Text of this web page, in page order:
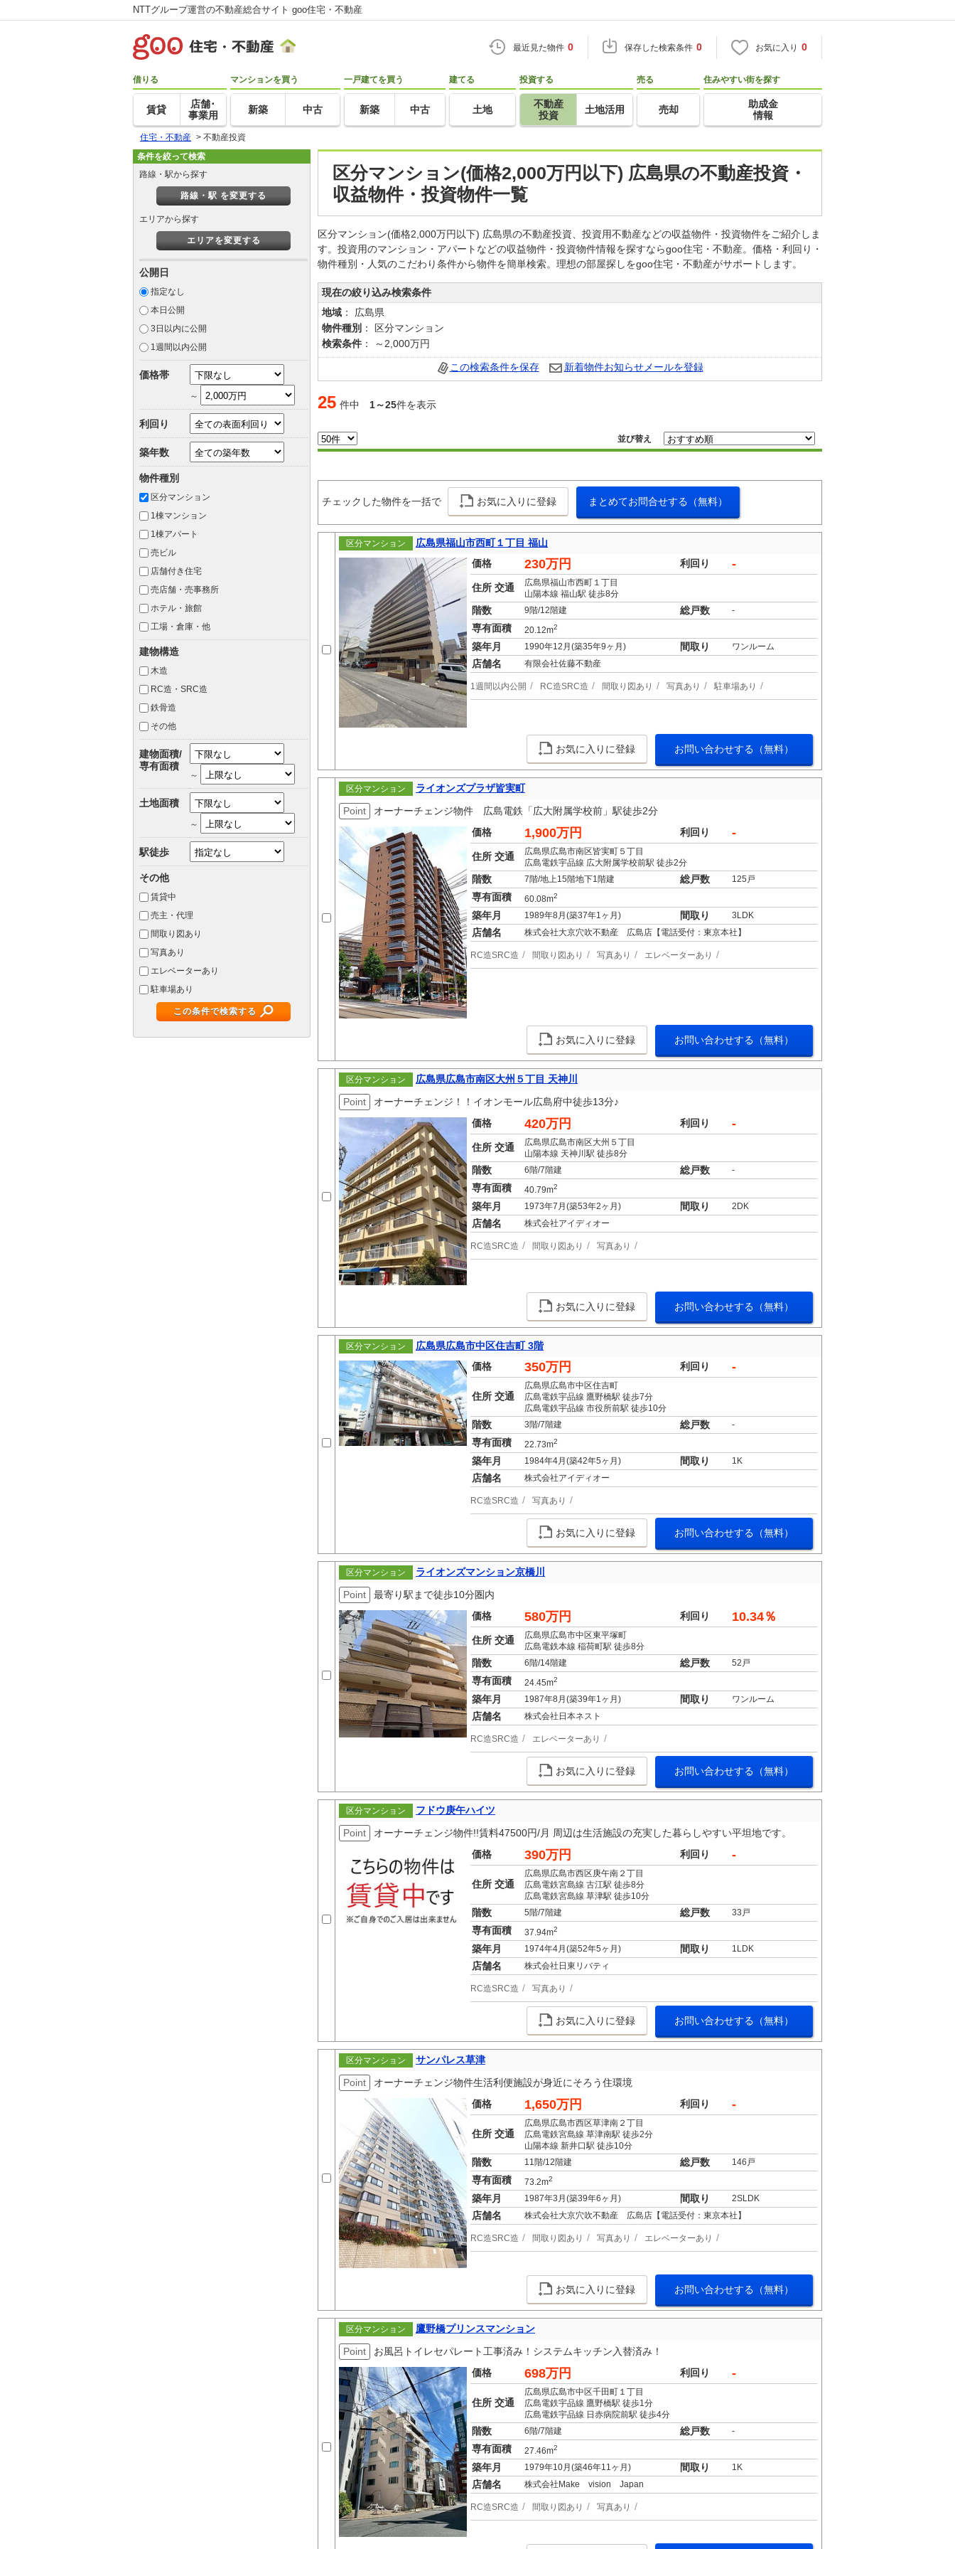
NTTグループ運営の不動産総合サイト goo住宅・不動産
最近見た物件 0 保存した検索条件 0 お気に入り 0
借りる
賃貸
店舗･
事業用
マンションを買う
新築 中古
一戸建てを買う
新築 中古
建てる
土地
投資する
不動産
投資
土地活用
売る
売却
住みやすい街を探す
助成金
情報
住宅・不動産 > 不動産投資
区分マンション(価格2,000万円以下) 広島県の不動産投資・
収益物件・投資物件一覧
区分マンション(価格2,000万円以下) 広島県の不動産投資、投資用不動産などの収益物件・投資物件をご紹介しま
す。投資用のマンション・アパートなどの収益物件・投資物件情報を探すならgoo住宅・不動産。価格・利回り・
物件種別・人気のこだわり条件から物件を簡単検索。理想の部屋探しをgoo住宅・不動産がサポートします。
現在の絞り込み検索条件
地域 ： 広島県
物件種別 ： 区分マンション
検索条件 ： ～2,000万円
この検索条件を保存 新着物件お知らせメールを登録
25 件中 1～25件を表示
並び替え
チェックした物件を一括で お気に入りに登録 まとめてお問合せする（無料）
区分マンション
広島県福山市西町１丁目 福山
価格
230万円 利回り -
住所 交通
広島県福山市西町１丁目
山陽本線 福山駅 徒歩8分
階数 9階/12階建 総戸数 -
専有面積 20.12m2
築年月 1990年12月(築35年9ヶ月) 間取り ワンルーム
店舗名 有限会社佐藤不動産
1週間以内公開 RC造SRC造 間取り図あり 写真あり 駐車場あり
お気に入りに登録 お問い合わせする（無料）
区分マンション
ライオンズプラザ皆実町
Point
オーナーチェンジ物件 広島電鉄「広大附属学校前」駅徒歩2分
価格
1,900万円 利回り -
住所 交通
広島県広島市南区皆実町５丁目
広島電鉄宇品線 広大附属学校前駅 徒歩2分
階数 7階/地上15階地下1階建 総戸数 125戸
専有面積 60.08m2
築年月 1989年8月(築37年1ヶ月) 間取り 3LDK
店舗名 株式会社大京穴吹不動産 広島店【電話受付：東京本社】
RC造SRC造 間取り図あり 写真あり エレベーターあり
お気に入りに登録 お問い合わせする（無料）
区分マンション
広島県広島市南区大州５丁目 天神川
Point
オーナーチェンジ！！イオンモール広島府中徒歩13分♪
価格
420万円 利回り -
住所 交通
広島県広島市南区大州５丁目
山陽本線 天神川駅 徒歩8分
階数 6階/7階建 総戸数 -
専有面積 40.79m2
築年月 1973年7月(築53年2ヶ月) 間取り 2DK
店舗名 株式会社アイディオー
RC造SRC造 間取り図あり 写真あり
お気に入りに登録 お問い合わせする（無料）
区分マンション
広島県広島市中区住吉町 3階
価格
350万円 利回り -
住所 交通
広島県広島市中区住吉町
広島電鉄宇品線 鷹野橋駅 徒歩7分
広島電鉄宇品線 市役所前駅 徒歩10分
階数 3階/7階建 総戸数 -
専有面積 22.73m2
築年月 1984年4月(築42年5ヶ月) 間取り 1K
店舗名 株式会社アイディオー
RC造SRC造 写真あり
お気に入りに登録 お問い合わせする（無料）
区分マンション
ライオンズマンション京橋川
Point
最寄り駅まで徒歩10分圏内
価格
580万円 利回り 10.34％
住所 交通
広島県広島市中区東平塚町
広島電鉄本線 稲荷町駅 徒歩8分
階数 6階/14階建 総戸数 52戸
専有面積 24.45m2
築年月 1987年8月(築39年1ヶ月) 間取り ワンルーム
店舗名 株式会社日本ネスト
RC造SRC造 エレベーターあり
お気に入りに登録 お問い合わせする（無料）
区分マンション
フドウ庚午ハイツ
Point
オーナーチェンジ物件!!賃料47500円/月 周辺は生活施設の充実した暮らしやすい平坦地です。
価格
390万円 利回り -
住所 交通
広島県広島市西区庚午南２丁目
広島電鉄宮島線 古江駅 徒歩8分
広島電鉄宮島線 草津駅 徒歩10分
階数 5階/7階建 総戸数 33戸
専有面積 37.94m2
築年月 1974年4月(築52年5ヶ月) 間取り 1LDK
店舗名 株式会社日東リバティ
RC造SRC造 写真あり
お気に入りに登録 お問い合わせする（無料）
区分マンション
サンパレス草津
Point
オーナーチェンジ物件生活利便施設が身近にそろう住環境
価格
1,650万円 利回り -
住所 交通
広島県広島市西区草津南２丁目
広島電鉄宮島線 草津南駅 徒歩2分
山陽本線 新井口駅 徒歩10分
階数 11階/12階建 総戸数 146戸
専有面積 73.2m2
築年月 1987年3月(築39年6ヶ月) 間取り 2SLDK
店舗名 株式会社大京穴吹不動産 広島店【電話受付：東京本社】
RC造SRC造 間取り図あり 写真あり エレベーターあり
お気に入りに登録 お問い合わせする（無料）
区分マンション
鷹野橋プリンスマンション
Point
お風呂トイレセパレート工事済み！システムキッチン入替済み！
価格
698万円 利回り -
住所 交通
広島県広島市中区千田町１丁目
広島電鉄宇品線 鷹野橋駅 徒歩1分
広島電鉄宇品線 日赤病院前駅 徒歩4分
階数 6階/7階建 総戸数 -
専有面積 27.46m2
築年月 1979年10月(築46年11ヶ月) 間取り 1K
店舗名 株式会社Make vision Japan
RC造SRC造 間取り図あり 写真あり
条件を絞って検索
路線・駅から探す
路線・駅 を変更する
エリアから探す
エリアを変更する
公開日
指定なし
本日公開
3日以内に公開
1週間以内公開
価格帯
～
利回り
築年数
物件種別
区分マンション
1棟マンション
1棟アパート
売ビル
店舗付き住宅
売店舗・売事務所
ホテル・旅館
工場・倉庫・他
建物構造
木造
RC造・SRC造
鉄骨造
その他
建物面積/
専有面積
～
土地面積
～
駅徒歩
その他
賃貸中
売主・代理
間取り図あり
写真あり
エレベーターあり
駐車場あり
この条件で検索する